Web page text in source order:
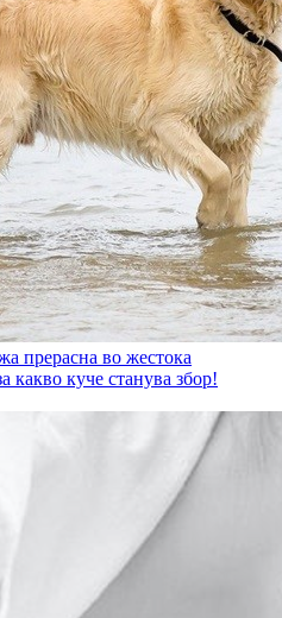
прерасна во жестока
какво куче станува збор!